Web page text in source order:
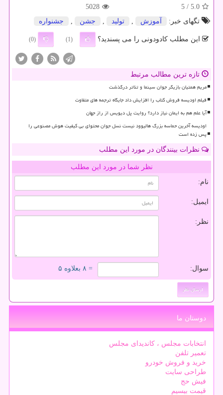
5.0
/ 5
5028
تگهای خبر:
آموزش تولید جشن جشنواره
این مطلب کادودونی را می پسندید؟ (1)
(0)
تازه ترین مطالب مرتبط
مریم همتیان بازیگر جوان سینما و تئاتر درگذشت
فیلم اودیسه فروش کتاب را افزایش داد جایگاه ترجمه های متفاوت
آیا علم هم به ایمان نیاز دارد؟ روایت پل دیویس از راز جهان
اودیسه آخرین حماسه بزرگ هالیوود نیست نسل جوان محتوای بی کیفیت هوش مصنوعی را
پس زده است
نظرات بینندگان در مورد این مطلب
نظر شما در مورد این مطلب
نام:
ایمیل:
نظر:
سوال: = ۸ بعلاوه ۵
دوستان ما
انتخابات مجلس ، کاندیدای مجلس
تعمیر تلفن
خرید و فروش خودرو
طراحی سایت
فیش حج
قیمت بیسیم